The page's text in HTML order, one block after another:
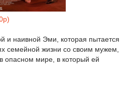
и наивной Эми, которая пытается
семейной жизни со своим мужем,
опасном мире, в который ей